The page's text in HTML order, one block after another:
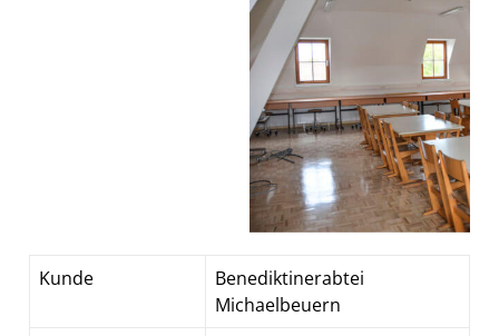
Kunde
Benediktinerabtei
Michaelbeuern